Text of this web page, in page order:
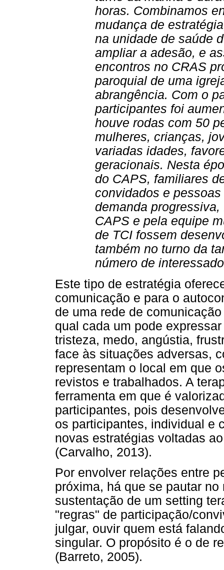
horas. Combinamos
mudança de
na unidade de saúde
ampliar a adesão, e
encontros no CRAS
paroquial de uma
abrangência. Com o
participantes foi
houve rodas com 50
mulheres, crianças,
variadas idades,
geracionais. Nesta
do CAPS, familiares
convidados e
demanda
CAPS e pela equipe
de TCI fossem
também no turno da
número de
Este tipo de estratégia
comunicação e para o
de uma rede de
qual cada um pode
tristeza, medo, angústia,
face às situações adversas,
representam o local em que
revistos e trabalhados. A
ferramenta em que é
participantes, pois
os participantes, individual e
novas estratégias voltadas
(Carvalho, 2013).
Por envolver relações entre
próxima, há que se pautar
sustentação de um setting
"regras" de participação/
julgar, ouvir quem está
singular. O propósito é o de
(Barreto, 2005).